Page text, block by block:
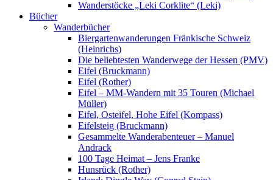
Wanderstöcke „Leki Corklite“ (Leki)
Bücher
Wanderbücher
Biergartenwanderungen Fränkische Schweiz
(Heinrichs)
Die beliebtesten Wanderwege der Hessen (PMV)
Eifel (Bruckmann)
Eifel (Rother)
Eifel – MM-Wandern mit 35 Touren (Michael
Müller)
Eifel, Osteifel, Hohe Eifel (Kompass)
Eifelsteig (Bruckmann)
Gesammelte Wanderabenteuer – Manuel
Andrack
100 Tage Heimat – Jens Franke
Hunsrück (Rother)